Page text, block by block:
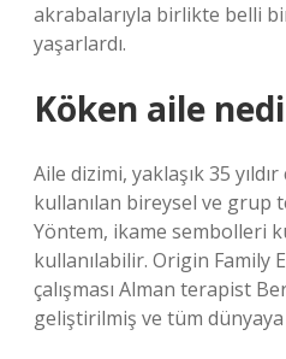
akrabalarıyla birlikte belli
yaşarlardı.
Köken aile
Aile dizimi, yaklaşık 35
kullanılan bireysel ve grup
Yöntem, ikame sembolleri
kullanılabilir. Origin Family
çalışması Alman terapist
geliştirilmiş ve tüm dünyaya